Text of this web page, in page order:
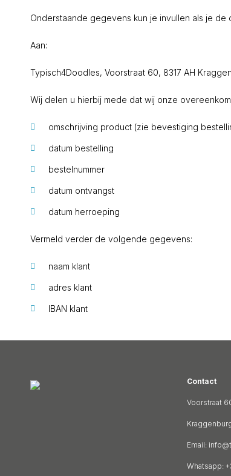
Onderstaande gegevens kun je invullen als je de
Aan:
Typisch4Doodles, Voorstraat 60, 8317 AH
Wij delen u hierbij mede dat wij onze
omschrijving product (zie bevestiging
datum bestelling
bestelnummer
datum ontvangst
datum herroeping
Vermeld verder de volgende gegevens:
naam klant
adres klant
IBAN klant
Contact
Voorstraat
Email:
Whatsapp: